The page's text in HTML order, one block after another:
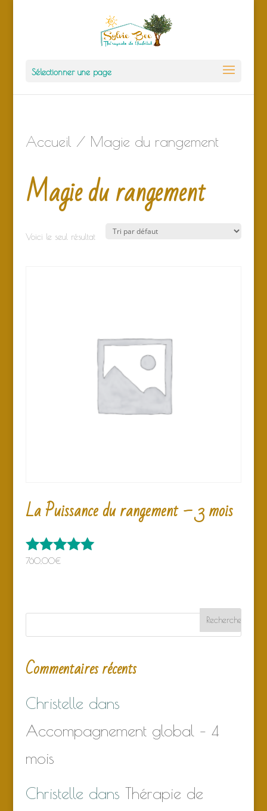
Sélectionner une page
Accueil / Magie du rangement
Magie du rangement
Voici le seul résultat
La Puissance du rangement – 3 mois
Note
760,00€
Commentaires récents
Christelle dans
Accompagnement global – 4
mois
Christelle dans Thérapie de